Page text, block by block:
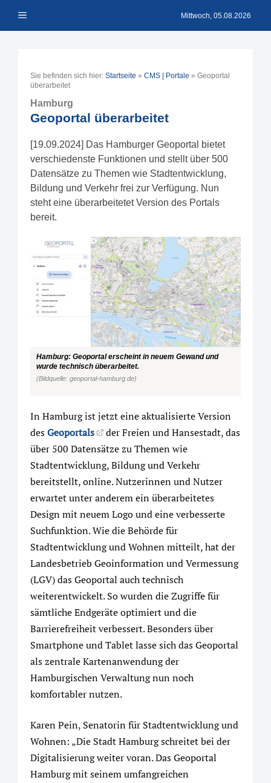
Inhalt Menü Mittwoch, 05.08.2026
Sie befinden sich hier: Startseite » CMS | Portale » Geoportal
überarbeitet
Hamburg
Geoportal überarbeitet
[19.09.2024] Das Hamburger Geoportal bietet
verschiedenste Funktionen und stellt über 500
Datensätze zu Themen wie Stadtentwicklung,
Bildung und Verkehr frei zur Verfügung. Nun
steht eine überarbeitetet Version des Portals
bereit.
Hamburg: Geoportal erscheint in neuem Gewand und
wurde technisch überarbeitet.
(Bildquelle: geoportal-hamburg.de)
In Hamburg ist jetzt eine aktualisierte Version
desGeoportals
der Freien und Hansestadt, das
über 500 Datensätze zu Themen wie
Stadtentwicklung, Bildung und Verkehr
bereitstellt, online. Nutzerinnen und Nutzer
erwartet unter anderem ein überarbeitetes
Design mit neuem Logo und eine verbesserte
Suchfunktion. Wie die Behörde für
Stadtentwicklung und Wohnen mitteilt, hat der
Landesbetrieb Geoinformation und Vermessung
(LGV) das Geoportal auch technisch
weiterentwickelt. So wurden die Zugriffe für
sämtliche Endgeräte optimiert und die
Barrierefreiheit verbessert. Besonders über
Smartphone und Tablet lasse sich das Geoportal
als zentrale Kartenanwendung der
Hamburgischen Verwaltung nun noch
komfortabler nutzen.
Karen Pein, Senatorin für Stadtentwicklung und
Wohnen: „Die Stadt Hamburg schreitet bei der
Digitalisierung weiter voran. Das Geoportal
Hamburg mit seinem umfangreichen